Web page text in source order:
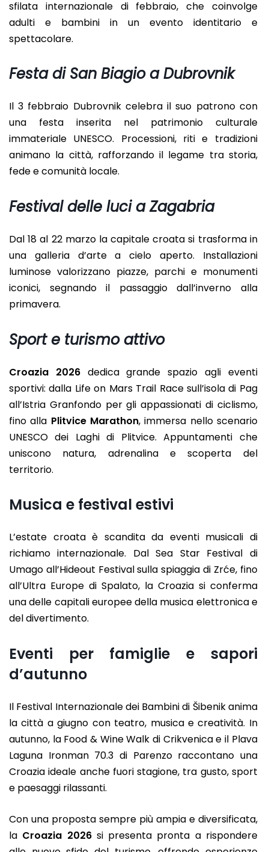
sfilata internazionale di febbraio, che coinvolge
adulti e bambini in un evento identitario e
spettacolare.
Festa di San Biagio a Dubrovnik
Il 3 febbraio Dubrovnik celebra il suo patrono con
una festa inserita nel patrimonio culturale
immateriale UNESCO. Processioni, riti e tradizioni
animano la città, rafforzando il legame tra storia,
fede e comunità locale.
Festival delle luci a Zagabria
Dal 18 al 22 marzo la capitale croata si trasforma in
una galleria d’arte a cielo aperto. Installazioni
luminose valorizzano piazze, parchi e monumenti
iconici, segnando il passaggio dall’inverno alla
primavera.
Sport e turismo attivo
Croazia 2026dedica grande spazio agli eventi
sportivi: dalla Life on Mars Trail Race sull’isola di Pag
all’Istria Granfondo per gli appassionati di ciclismo,
fino alla Plitvice Marathon, immersa nello scenario
UNESCO dei Laghi di Plitvice. Appuntamenti che
uniscono natura, adrenalina e scoperta del
territorio.
Musica e festival estivi
L’estate croata è scandita da eventi musicali di
richiamo internazionale. Dal Sea Star Festival di
Umago all’Hideout Festival sulla spiaggia di Zrće, fino
all’Ultra Europe di Spalato, la Croazia si conferma
una delle capitali europee della musica elettronica e
del divertimento.
Eventi per famiglie e sapori
d’autunno
Il Festival Internazionale dei Bambini di Šibenik anima
la città a giugno con teatro, musica e creatività. In
autunno, la Food & Wine Walk di Crikvenica e il Plava
Laguna Ironman 70.3 di Parenzo raccontano una
Croazia ideale anche fuori stagione, tra gusto, sport
e paesaggi rilassanti.
Con una proposta sempre più ampia e diversificata,
la Croazia 2026si presenta pronta a rispondere